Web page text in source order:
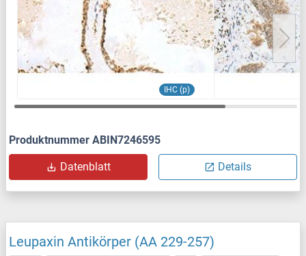
IHC (p)
Produktnummer ABIN7246595
Datenblatt Details
Leupaxin Antikörper (AA 229-257)